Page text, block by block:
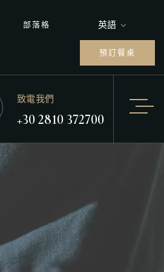
部落格 英語
預訂餐桌
致電我們
+30 2810 372700